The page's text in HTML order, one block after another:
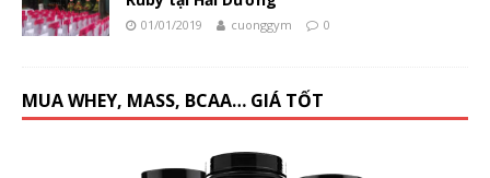
01/01/2019 cuonggym 0
MUA WHEY, MASS, BCAA… GIÁ TỐT